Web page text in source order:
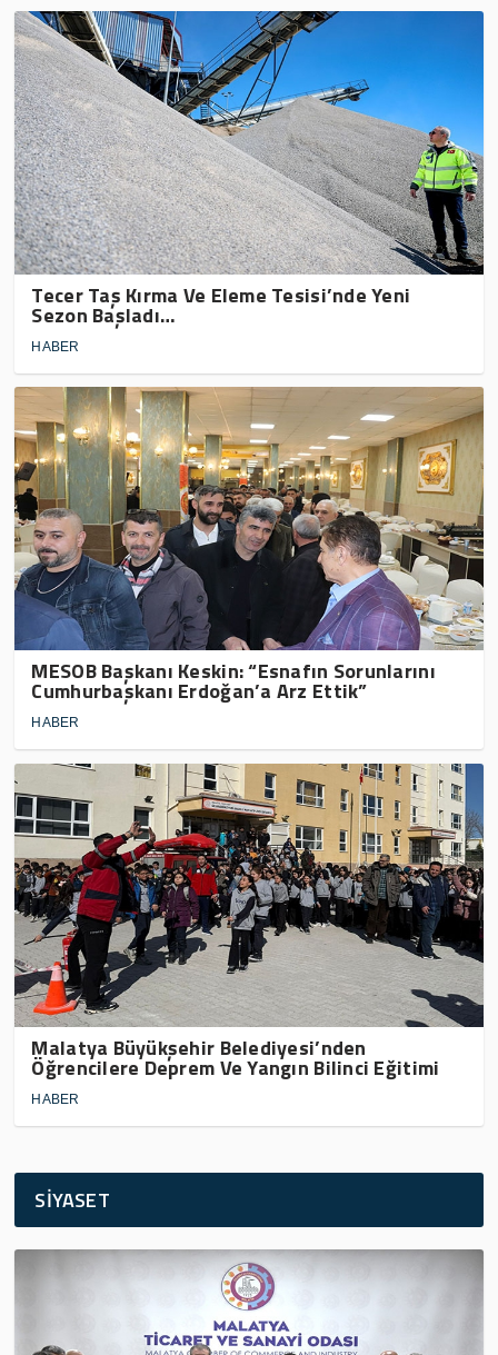
Tecer Taş Kırma Ve Eleme Tesisi’nde Yeni
Sezon Başladı…
HABER
MESOB Başkanı Keskin: “Esnafın Sorunlarını
Cumhurbaşkanı Erdoğan’a Arz Ettik”
HABER
Malatya Büyükşehir Belediyesi’nden
Öğrencilere Deprem Ve Yangın Bilinci Eğitimi
HABER
SİYASET